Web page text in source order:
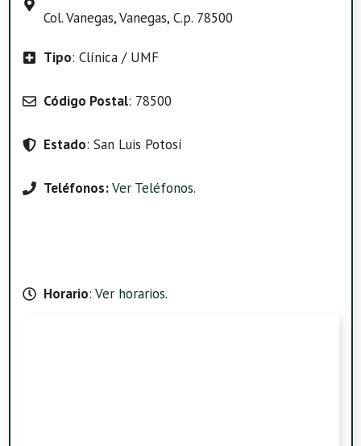
Col. Vanegas, Vanegas, C.p. 78500
Tipo: Clínica / UMF
Código Postal: 78500
Estado: San Luis Potosí
Teléfonos:Ver Teléfonos.
Horario: Ver horarios.